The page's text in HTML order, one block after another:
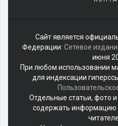
Самолёт.Источник:ria.ru
Airbus
Никита Белов
Москва, 7 мая -